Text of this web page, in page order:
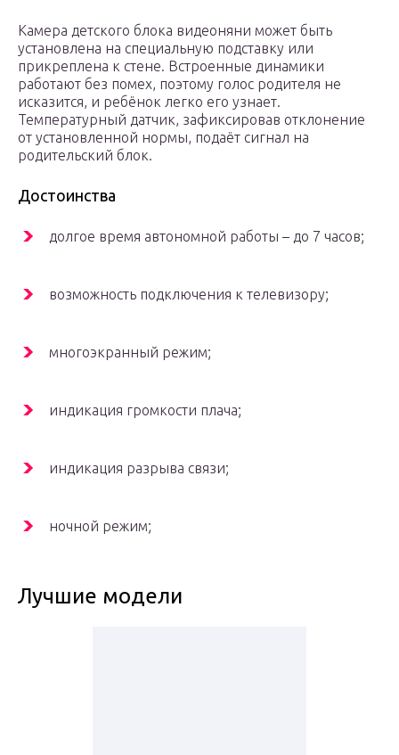
Камера детского блока видеоняни может быть
установлена на специальную подставку или
прикреплена к стене. Встроенные динамики
работают без помех, поэтому голос родителя не
исказится, и ребёнок легко его узнает.
Температурный датчик, зафиксировав отклонение
от установленной нормы, подаёт сигнал на
родительский блок.
Достоинства
долгое время автономной работы – до 7 часов;
возможность подключения к телевизору;
многоэкранный режим;
индикация громкости плача;
индикация разрыва связи;
ночной режим;
Лучшие модели